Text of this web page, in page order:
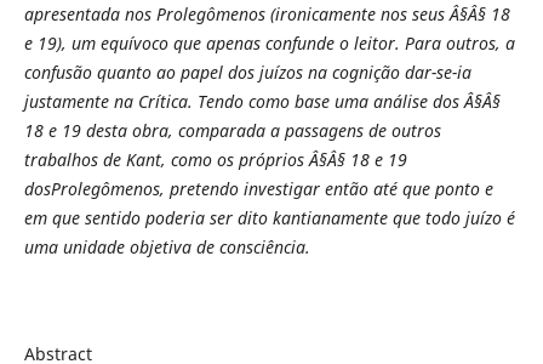
apresentada nos Prolegômenos (ironicamente nos seus Â§Â§ 18
e 19), um equívoco que apenas confunde o leitor. Para outros, a
confusão quanto ao papel dos juízos na cognição dar-se-ia
justamente na Crítica. Tendo como base uma análise dos Â§Â§
18 e 19 desta obra, comparada a passagens de outros
trabalhos de Kant, como os próprios Â§Â§ 18 e 19
dosProlegômenos, pretendo investigar então até que ponto e
em que sentido poderia ser dito kantianamente que todo juízo é
uma unidade objetiva de consciência.
Abstract